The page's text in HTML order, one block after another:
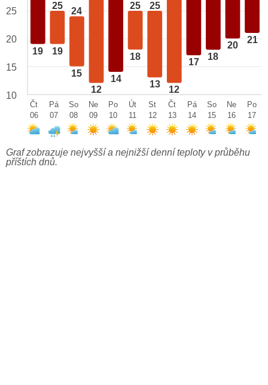
19
25
19
24
15
12
14
25
18
25
13
12
17
18
20
21
25
20
15
10
Čt
06
Pá
07
So
08
Ne
09
Po
10
Út
11
St
12
Čt
13
Pá
14
So
15
Ne
16
Po
17
Graf zobrazuje nejvyšší a nejnižší denní teploty v průběhu
příštích dnů.